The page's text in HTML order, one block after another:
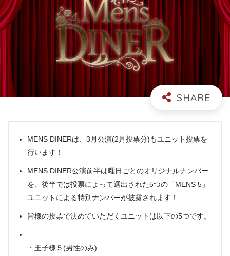
MENS DINERは、3月公演(2月投票分)もユニット投票を
行います！
MENS DINER公演前半は曜日ごとのオリジナルナンバー
を、後半では投票によって選出された5つの「MENS 5」
ユニットによる特別ナンバーが披露されます！
皆様の投票で決めていただくユニットは以下の5つです。
—–
・王子様５(男性のみ)